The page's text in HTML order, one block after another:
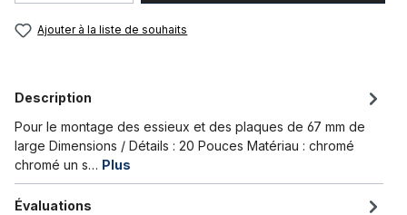
Ajouter à la liste de souhaits
Description
Pour le montage des essieux et des plaques de 67 mm de
large Dimensions / Détails : 20 Pouces Matériau : chromé
chromé un s… Plus
Évaluations